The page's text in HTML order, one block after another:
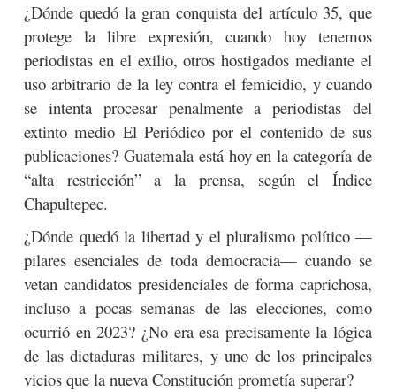
¿Dónde quedó la gran conquista del artículo 35, que
protege la libre expresión, cuando hoy tenemos
periodistas en el exilio, otros hostigados mediante el
uso arbitrario de la ley contra el femicidio, y cuando
se intenta procesar penalmente a periodistas del
extinto medio El Periódico por el contenido de sus
publicaciones? Guatemala está hoy en la categoría de
“alta restricción” a la prensa, según el Índice
Chapultepec.
¿Dónde quedó la libertad y el pluralismo político —
pilares esenciales de toda democracia— cuando se
vetan candidatos presidenciales de forma caprichosa,
incluso a pocas semanas de las elecciones, como
ocurrió en 2023? ¿No era esa precisamente la lógica
de las dictaduras militares, y uno de los principales
vicios que la nueva Constitución prometía superar?